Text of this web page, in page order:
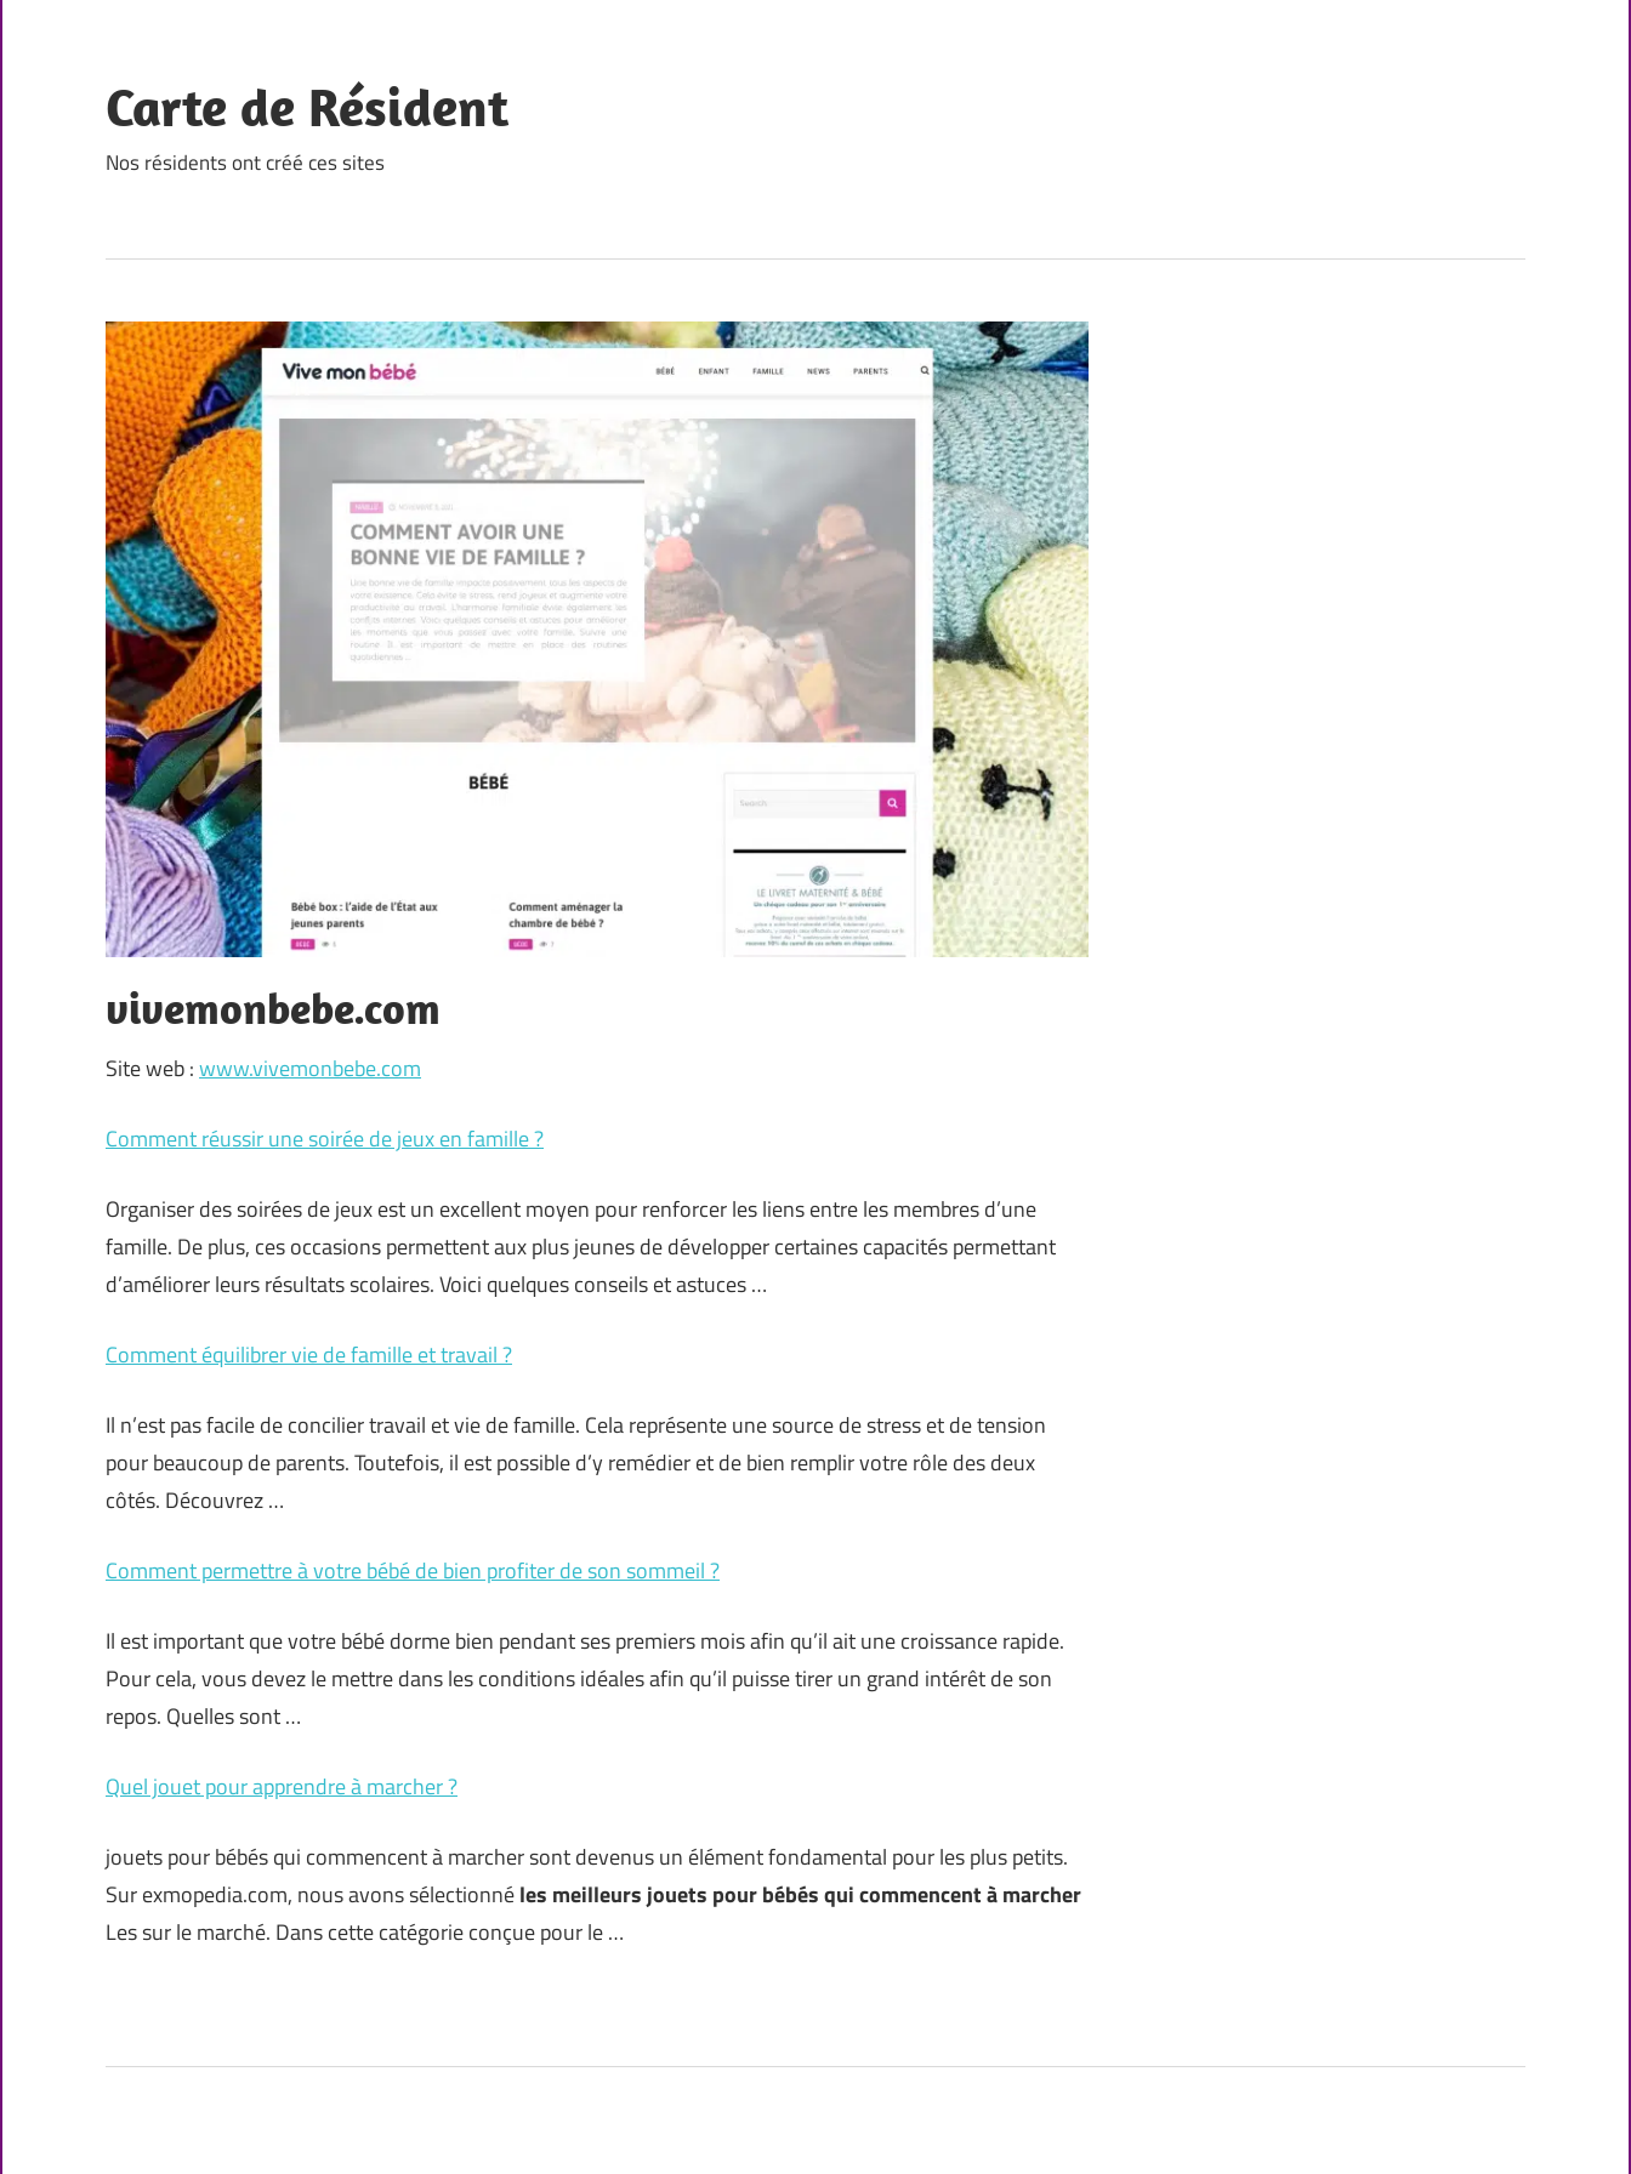
content
Carte de Résident
Nos résidents ont créé ces sites
vivemonbebe.com
Site web :www.vivemonbebe.com
Comment réussir une soirée de jeux en famille ?
Organiser des soirées de jeux est un excellent moyen pour renforcer les liens entre les membres d’une
famille. De plus, ces occasions permettent aux plus jeunes de développer certaines capacités permettant
d’améliorer leurs résultats scolaires. Voici quelques conseils et astuces …
Comment équilibrer vie de famille et travail ?
Il n’est pas facile de concilier travail et vie de famille. Cela représente une source de stress et de tension
pour beaucoup de parents. Toutefois, il est possible d’y remédier et de bien remplir votre rôle des deux
côtés. Découvrez …
Comment permettre à votre bébé de bien profiter de son sommeil ?
Il est important que votre bébé dorme bien pendant ses premiers mois afin qu’il ait une croissance rapide.
Pour cela, vous devez le mettre dans les conditions idéales afin qu’il puisse tirer un grand intérêt de son
repos. Quelles sont …
Quel jouet pour apprendre à marcher ?
jouets pour bébés qui commencent à marcher sont devenus un élément fondamental pour les plus petits.
Sur exmopedia.com, nous avons sélectionnéles meilleurs jouets pour bébés qui commencent à marcher
Les sur le marché. Dans cette catégorie conçue pour le …